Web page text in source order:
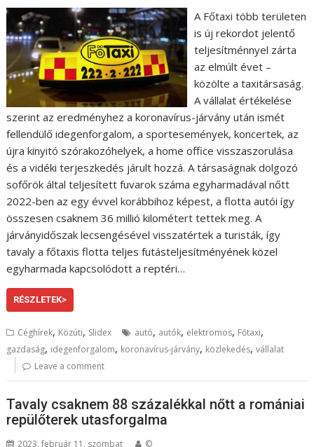
A Főtaxi több területen
is új rekordot jelentő
teljesítménnyel zárta
az elmúlt évet –
közölte a taxitársaság.
A vállalat értékelése
szerint az eredményhez a koronavírus-járvány után ismét
fellendülő idegenforgalom, a sportesemények, koncertek, az
újra kinyitó szórakozóhelyek, a home office visszaszorulása
és a vidéki terjeszkedés járult hozzá. A társaságnak dolgozó
sofőrök által teljesített fuvarok száma egyharmadával nőtt
2022-ben az egy évvel korábbihoz képest, a flotta autói így
összesen csaknem 36 millió kilométert tettek meg. A
járványidőszak lecsengésével visszatértek a turisták, így
tavaly a főtaxis flotta teljes futásteljesítményének közel
egyharmada kapcsolódott a reptéri…
RÉSZLETEK>
Céghírek, Közúti, Slidex autó, autók, elektromos, Főtaxi,
gazdaság, idegenforgalom, koronavírus-járvány, közlekedés,vállalat
Leave a comment
Tavaly csaknem 88 százalékkal nőtt a romániai
repülőterek utasforgalma
2023. február 11. szombat ©